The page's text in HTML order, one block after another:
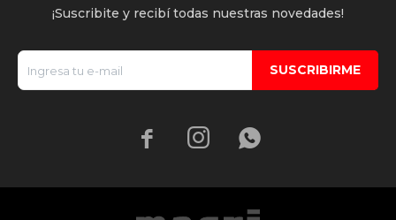
¡Suscribite y recibí todas nuestras novedades!
SUSCRIBIRME
  